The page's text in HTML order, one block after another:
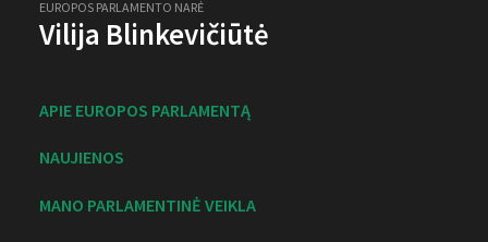
EUROPOS PARLAMENTO NARĖ
Vilija Blinkevičiūtė
APIE EUROPOS PARLAMENTĄ
NAUJIENOS
MANO PARLAMENTINĖ VEIKLA